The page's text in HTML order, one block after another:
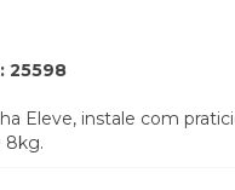
25598
Eleve, instale com
8kg.